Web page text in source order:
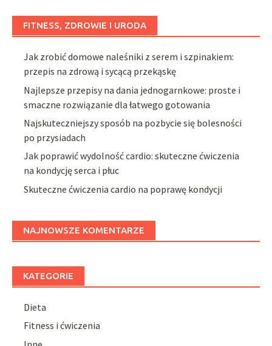
FITNESS, ZDROWIE I URODA
Jak zrobić domowe naleśniki z serem i szpinakiem:
przepis na zdrową i sycącą przekąskę
Najlepsze przepisy na dania jednogarnkowe: proste i
smaczne rozwiązanie dla łatwego gotowania
Najskuteczniejszy sposób na pozbycie się bolesności
po przysiadach
Jak poprawić wydolność cardio: skuteczne ćwiczenia
na kondycję serca i płuc
Skuteczne ćwiczenia cardio na poprawę kondycji
NAJNOWSZE KOMENTARZE
KATEGORIE
Dieta
Fitness i ćwiczenia